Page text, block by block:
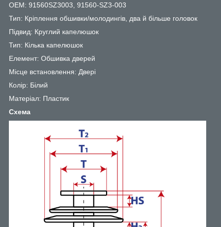
OEM: 91560SZ3003, 91560-SZ3-003
Тип: Кріплення обшивки/молодингів, два й більше головок
Підвид: Круглий капелюшок
Тип: Кілька капелюшок
Елемент: Обшивка дверей
Місце встановлення: Двері
Колір: Білий
Матеріал: Пластик
Схема